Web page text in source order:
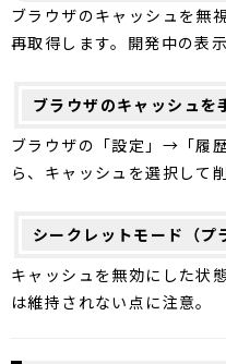
ブラウザのキャッシュを無
再取得します。開発中の表
ブラウザのキャッシュを
ブラウザの「設定」→「履
ら、キャッシュを選択して削
シークレットモード（プ
キャッシュを無効にした状
は維持されない点に注意。